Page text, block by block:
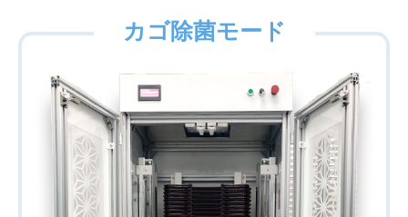
カゴ除菌モード